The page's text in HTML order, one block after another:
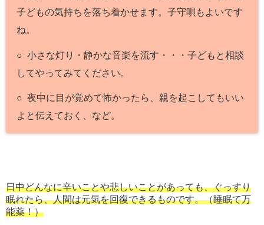
子どもの気持ちを落ち着かせます。子守唄もよいです
ね。
○ 小さな灯り・静かな音楽を流す・・・子どもと相談
してやってみてください。
○ 夜中に目が覚めて怖かったら、親を起こしてもいい
よと伝えておく、など。
日中どんなに辛いことや悲しいことがあっても、ぐっすり
眠れたら、人間は元気を回復できるものです。（睡眠て万
能薬！）